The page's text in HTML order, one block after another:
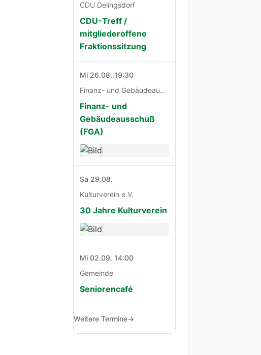
CDU Delingsdorf
CDU-Treff /
mitgliederoffene
Fraktionssitzung
Mi 26.08. 19:30
Finanz- und Gebäudeausschuß
Finanz- und
Gebäudeausschuß
(FGA)
Sa 29.08.
Kulturverein e.V.
30 Jahre Kulturverein
Mi 02.09. 14:00
Gemeinde
Seniorencafé
Weitere Termine→